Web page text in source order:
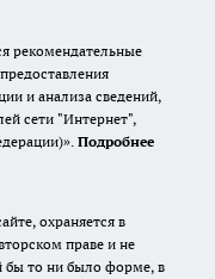
рекомендательные
и анализа сведений,
сети "Интернет",
Подробнее
охраняется в
праве и не
бы то ни было форме, в